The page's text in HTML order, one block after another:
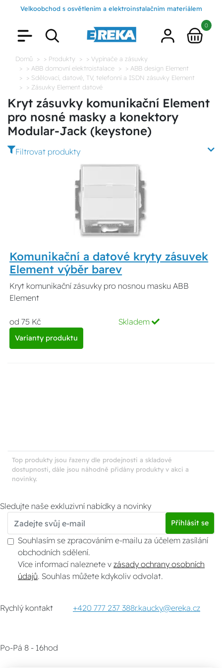
Velkoobchod s osvětlením a elektroinstalačním materiálem
0
Domů > Produkty
> Vypínače a zásuvky
> ABB domovní elektroistalace
> ABB design Element
> Sdělovací, datové, TV, telefonní a ISDN zásuvky Element
> Zásuvky Element datové
Kryt zásuvky komunikační Element
pro nosné masky a konektory
Modular-Jack (keystone)
Filtrovat produkty
Komunikační a datové kryty zásuvek
Element výběr barev
Kryt komunikační zásuvky pro nosnou masku ABB
Element
od 75 Kč Skladem
Varianty produktu
Top produkty jsou řazeny dle prodejnosti a skladové
dostupnosti, dále jsou náhodně přidány produkty v akci a
novinky.
Sledujte naše exkluzivní nabídky a novinky
Přihlásit se
Souhlasím se zpracováním e-mailu za účelem zasílání
obchodních sdělení.
Více informací naleznete v zásady ochrany osobních
údajů . Souhlas můžete kdykoliv odvolat.
Rychlý kontakt +420 777 237 388r.kaucky@ereka.cz
Po-Pá 8 - 16hod